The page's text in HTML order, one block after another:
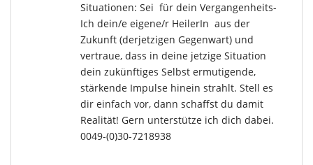
Situationen: Sei für dein Vergangenheits-
Ich dein/e eigene/r HeilerIn aus der
Zukunft (derjetzigen Gegenwart) und
vertraue, dass in deine jetzige Situation
dein zukünftiges Selbst ermutigende,
stärkende Impulse hinein strahlt. Stell es
dir einfach vor, dann schaffst du damit
Realität! Gern unterstütze ich dich dabei.
0049-(0)30-7218938